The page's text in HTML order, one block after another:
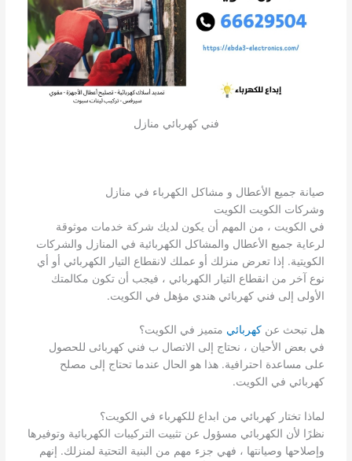
فني كهربائي منازل
صيانة جميع الأعطال و مشاكل الكهرباء في منازل
وشركات الكويت الكويت
في الكويت ، من المهم أن يكون لديك شركة خدمات موثوقة
لرعاية جميع الأعطال والمشاكل الكهربائية في المنازل والشركات
الكويتية. إذا تعرض منزلك أو عملك لانقطاع التيار الكهربائي أو أي
نوع آخر من انقطاع التيار الكهربائي ، فيجب أن تكون مكالمتك
الأولى إلى فني كهربائي هندي مؤهل في الكويت.
هل تبحث عن كهربائي متميز في الكويت؟
في بعض الأحيان ، نحتاج إلى الاتصال ب فني كهربائى للحصول
على مساعدة احترافية. هذا هو الحال عندما تحتاج إلى مصلح
كهربائي في الكويت.
لماذا تختار كهربائي من ابداع للكهرباء في الكويت؟
نظرًا لأن الكهربائي مسؤول عن تثبيت التركيبات الكهربائية وتوفيرها
وإصلاحها وصيانتها ، فهي جزء مهم من البنية التحتية لمنزلك. إنهم